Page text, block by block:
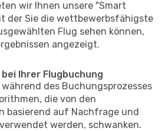
wir Ihnen unsere "Smart
der Sie die wettbewerbsfähigste
Flug sehen können,
angezeigt.
Ihrer Flugbuchung
des Buchungsprozesses
die von den
basierend auf Nachfrage und
werden, schwanken.